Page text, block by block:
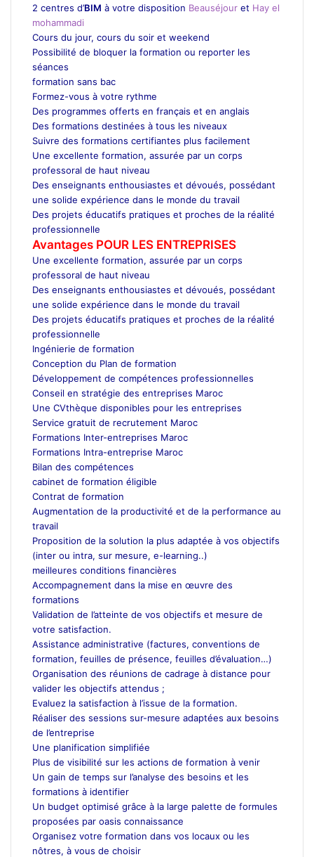
2 centres d’BIM à votre disposition Beauséjour et Hay el
mohammadi
Cours du jour, cours du soir et weekend
Possibilité de bloquer la formation ou reporter les
séances
formation sans bac
Formez-vous à votre rythme
Des programmes offerts en français et en anglais
Des formations destinées à tous les niveaux
Suivre des formations certifiantes plus facilement
Une excellente formation, assurée par un corps
professoral de haut niveau
Des enseignants enthousiastes et dévoués, possédant
une solide expérience dans le monde du travail
Des projets éducatifs pratiques et proches de la réalité
professionnelle
Avantages POUR LES ENTREPRISES
Une excellente formation, assurée par un corps
professoral de haut niveau
Des enseignants enthousiastes et dévoués, possédant
une solide expérience dans le monde du travail
Des projets éducatifs pratiques et proches de la réalité
professionnelle
Ingénierie de formation
Conception du Plan de formation
Développement de compétences professionnelles
Conseil en stratégie des entreprises Maroc
Une CVthèque disponibles pour les entreprises
Service gratuit de recrutement Maroc
Formations Inter-entreprises Maroc
Formations Intra-entreprise Maroc
Bilan des compétences
cabinet de formation éligible
Contrat de formation
Augmentation de la productivité et de la performance au
travail
Proposition de la solution la plus adaptée à vos objectifs
(inter ou intra, sur mesure, e-learning..)
meilleures conditions financières
Accompagnement dans la mise en œuvre des
formations
Validation de l’atteinte de vos objectifs et mesure de
votre satisfaction.
Assistance administrative (factures, conventions de
formation, feuilles de présence, feuilles d’évaluation…)
Organisation des réunions de cadrage à distance pour
valider les objectifs attendus ;
Evaluez la satisfaction à l’issue de la formation.
Réaliser des sessions sur-mesure adaptées aux besoins
de l’entreprise
Une planification simplifiée
Plus de visibilité sur les actions de formation à venir
Un gain de temps sur l’analyse des besoins et les
formations à identifier
Un budget optimisé grâce à la large palette de formules
proposées par oasis connaissance
Organisez votre formation dans vos locaux ou les
nôtres, à vous de choisir